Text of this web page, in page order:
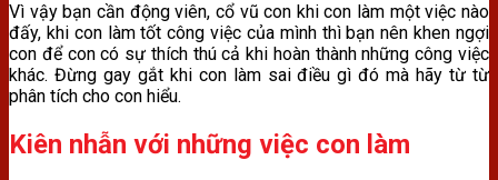
Vì vậy bạn cần động viên, cổ vũ con khi con làm một việc nào
đấy, khi con làm tốt công việc của mình thì bạn nên khen ngợi
con để con có sự thích thú cả khi hoàn thành những công việc
khác. Đừng gay gắt khi con làm sai điều gì đó mà hãy từ từ
phân tích cho con hiểu.
Kiên nhẫn với những việc con làm